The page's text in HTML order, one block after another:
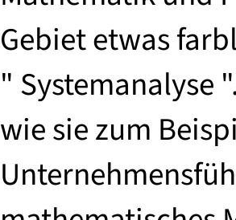
Gebiet etwas
" Systemanalyse
wie sie zum